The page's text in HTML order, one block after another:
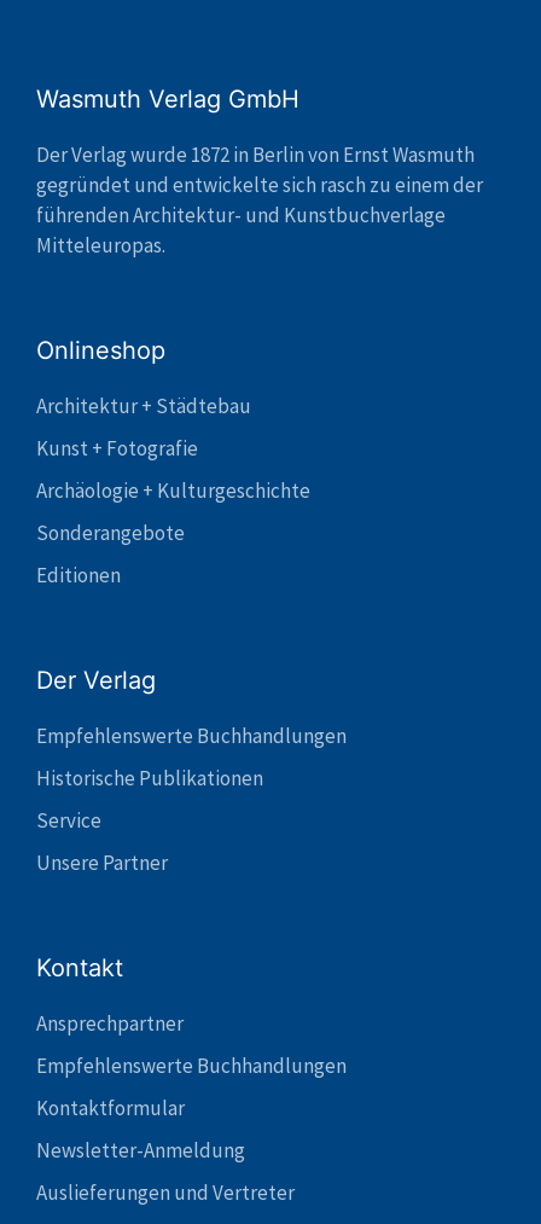
Wasmuth Verlag GmbH
Der Verlag wurde 1872 in Berlin von Ernst Wasmuth
gegründet und entwickelte sich rasch zu einem der
führenden Architektur- und Kunstbuchverlage
Mitteleuropas.
Onlineshop
Architektur + Städtebau
Kunst + Fotografie
Archäologie + Kulturgeschichte
Sonderangebote
Editionen
Der Verlag
Empfehlenswerte Buchhandlungen
Historische Publikationen
Service
Unsere Partner
Kontakt
Ansprechpartner
Empfehlenswerte Buchhandlungen
Kontaktformular
Newsletter-Anmeldung
Auslieferungen und Vertreter